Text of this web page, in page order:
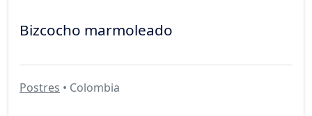
Bizcocho marmoleado
Postres • Colombia